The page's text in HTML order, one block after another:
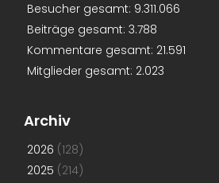
Besucher gesamt: 9.311.066
Beiträge gesamt: 3.788
Kommentare gesamt: 21.591
Mitglieder gesamt: 2.023
Archiv
2026 (128)
2025 (214)